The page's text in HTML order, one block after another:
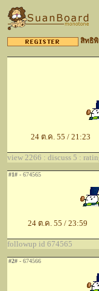
สิทธิ
24 ต.ค. 55 / 21:23
view 2266 : discuss 5 :
#1# - 674565
24 ต.ค. 55 / 23:59
followup id 674565
#2# - 674566